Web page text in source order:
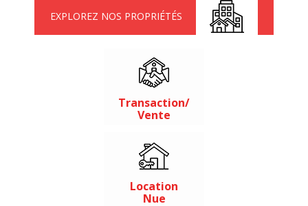
EXPLOREZ NOS PROPRIÉTÉS
Transaction/
Vente
Location
Nue